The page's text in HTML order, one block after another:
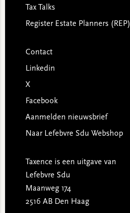
Tax Talks
Register Estate Planners (REP)
Contact
Linkedin
X
Facebook
Aanmelden nieuwsbrief
Naar Lefebvre Sdu Webshop
Taxence is een uitgave van
Lefebvre Sdu
Maanweg 174
2516 AB Den Haag